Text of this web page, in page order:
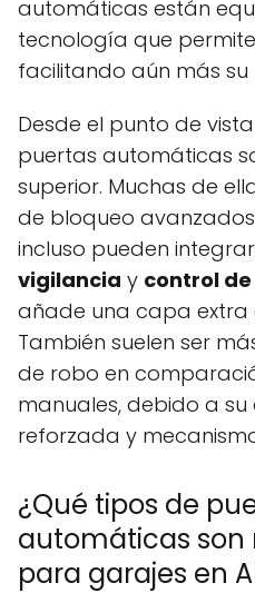
automáticas están
tecnología que
facilitando aún más su
Desde el punto de
puertas automáticas
superior. Muchas de
de bloqueo
incluso pueden
vigilancia y control
añade una capa extra
También suelen ser
de robo en
manuales, debido a su
reforzada y
¿Qué tipos de
automáticas
para garajes en